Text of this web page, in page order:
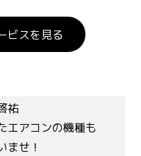
ビスを見る
祐
エアコンの機種も
ませ！